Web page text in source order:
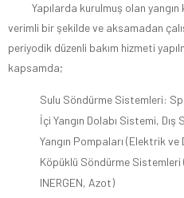
Yapılarda kurulmuş olan
verimli bir şekilde ve aksamadan
periyodik düzenli bakım hizmeti
kapsamda;
Sulu Söndürme Sistemleri:
İçi Yangın Dolabı Sistemi,
Yangın Pompaları (Elektrik ve
Köpüklü Söndürme
INERGEN, Azot)